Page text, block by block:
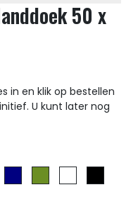
50 x
in en klik op bestellen
U kunt later nog